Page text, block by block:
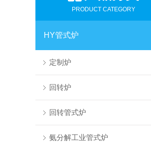
PRODUCT CATEGORY
HY管式炉
定制炉
回转炉
回转管式炉
氨分解工业管式炉